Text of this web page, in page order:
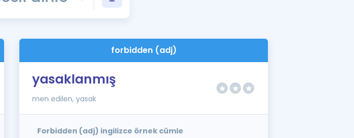
İngilizce Gramer
forbidden (adj)
yasaklanmış
men edilen, yasak
Forbidden (adj) ingilizce örnek cümle